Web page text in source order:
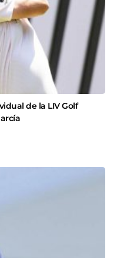
de la LIV Golf